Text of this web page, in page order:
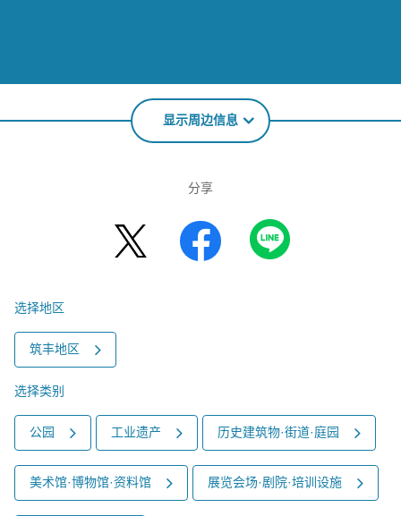
显示周边信息
分享
选择地区
筑丰地区
选择类别
公园 工业遗产 历史建筑物·街道·庭园
美术馆·博物馆·资料馆 展览会场·剧院·培训设施